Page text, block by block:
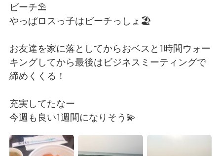
العربية
한국어 Русский
ไทย
Türkçe
ビーチ⛱
やっぱロスっ子はビーチっしょ🏖
お友達を家に落としてからおベスと1時間ウォー
キングしてから最後はビジネスミーティングで
締めくくる！
充実してたなー
今週も良い1週間になりそう💫